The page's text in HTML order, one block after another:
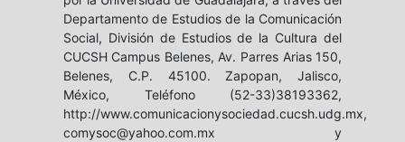
Departamento de Estudios de la Comunicación
Social, División de Estudios de la Cultura del
CUCSH Campus Belenes, Av. Parres Arias 150,
Belenes, C.P. 45100. Zapopan, Jalisco,
México, Teléfono (52-33)38193362,
http://www.comunicacionysociedad.cucsh.udg.mx,
comysoc@yahoo.com.mx y